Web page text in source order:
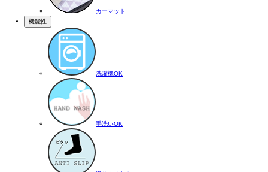
カーマット
機能性
洗濯機OK
手洗いOK